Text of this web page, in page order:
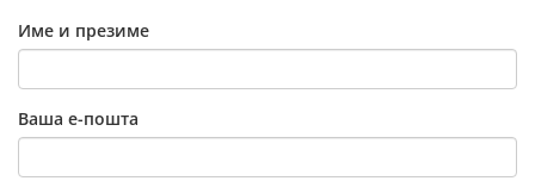
Име и презиме
Ваша е-пошта